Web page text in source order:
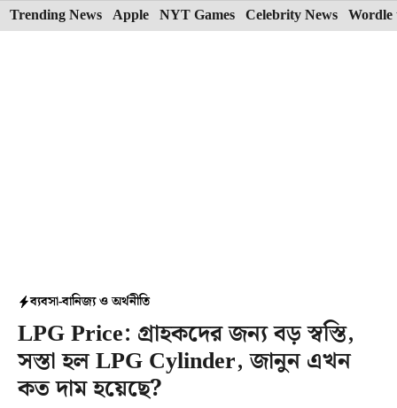
Skip
to
Trending News Apple NYT Games Celebrity News Wordle
ব্যবসা-বানিজ্য ও অর্থনীতি
LPG Price: গ্রাহকদের জন্য বড় স্বস্তি,
সস্তা হল LPG Cylinder, জানুন এখন
কত দাম হয়েছে?